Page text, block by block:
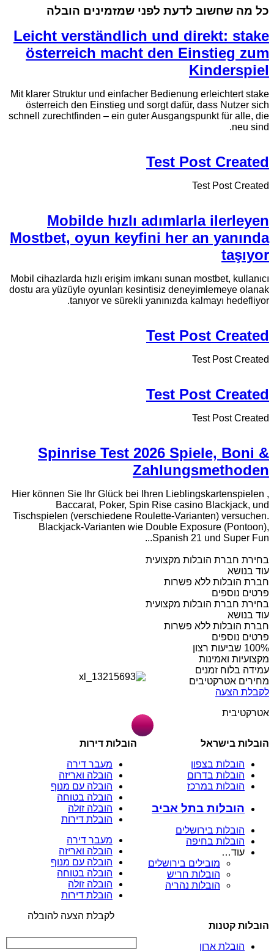
כל מה שחשוב לדעת לפני שמזמינים הובלה
Leicht verständlich und direkt: stake
österreich macht den Einstieg zum
Kinderspiel
Mit klarer Struktur und einfacher Bedienung erleichtert stake
österreich den Einstieg und sorgt dafür, dass Nutzer sich
schnell zurechtfinden – ein guter Ausgangspunkt für alle, die
neu sind.
Test Post Created
Test Post Created
Mobilde hızlı adımlarla ilerleyen
Mostbet, oyun keyfini her an yanında
taşıyor
Mobil cihazlarda hızlı erişim imkanı sunan mostbet, kullanıcı
dostu ara yüzüyle oyunları kesintisiz deneyimlemeye olanak
tanıyor ve sürekli yanınızda kalmayı hedefliyor.
Test Post Created
Test Post Created
Test Post Created
Test Post Created
Spinrise Test 2026 Spiele, Boni &
Zahlungsmethoden
Hier können Sie Ihr Glück bei Ihren Lieblingskartenspielen ,
Baccarat, Poker, Spin Rise casino Blackjack, und
Tischspielen (verschiedene Roulette-Varianten) versuchen.
Blackjack-Varianten wie Double Exposure (Pontoon),
Spanish 21 und Super Fun...
בחירת חברת הובלות מקצועית
עוד בנושא
חברת הובלות ללא פשרות
פרטים נוספים
בחירת חברת הובלות מקצועית
עוד בנושא
חברת הובלות ללא פשרות
פרטים נוספים
מקצועיות ואמינות
עמידה בלוח זמנים
מחירים אטרקטיבים
לקבלת הצעה
אטרקטיבית
הובלות בישראל
הובלות בצפון
הובלות בדרום
הובלות במרכז
הובלות בתל אביב
הובלות בירושלים
הובלות בחיפה
עוד…
מובילים בירושלים
הובלות חריש
הובלות נהריה
הובלות דירות
מעבר דירה
הובלה ואריזה
הובלה עם מנוף
הובלה בטוחה
הובלה זולה
הובלת דירות
מעבר דירה
הובלה ואריזה
הובלה עם מנוף
הובלה בטוחה
הובלה זולה
הובלת דירות
הובלות קטנות
הובלת ארון
לקבלת הצעה להובלה